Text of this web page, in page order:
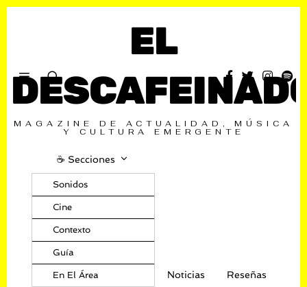
EL
MAGAZINE DE ACTUALIDAD, MÚSICA
Y CULTURA EMERGENTE
☕️ Secciones
Sonidos
Cine
Contexto
Guía
En El Área Noticias Reseñas